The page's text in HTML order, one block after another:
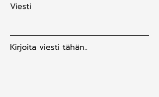
Viesti
Kirjoita viesti tähän..